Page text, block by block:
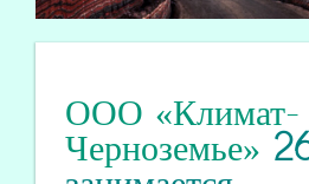
ООО «Климат-
Черноземье»